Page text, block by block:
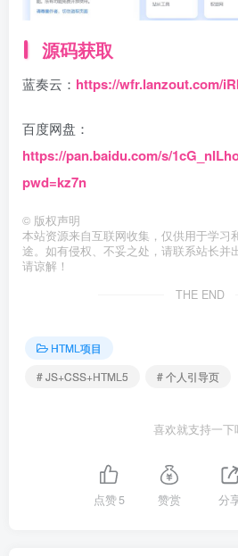
源码获取
蓝奏云： https://wfr.lanzout.com/
百度网盘：
https://pan.baidu.com/s/
pwd=kz7n
© 版权声明
本站资源来自互联网收集，仅供用于学习
途。如有侵权、不妥之处，请联系站长并
请谅解！
THE END
HTML项目
# JS+CSS+HTML5
# 个人引导页
喜欢就支持一下
点赞5 赞赏 分